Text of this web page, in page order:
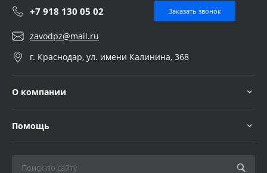
+7 918 130 05 02 Заказать звонок
zavodpz@mail.ru
г. Краснодар, ул. имени Калинина, 368
О компании
Помощь